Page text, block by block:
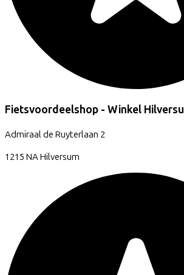
Fietsvoordeelshop - Winkel
Admiraal de Ruyterlaan 2
1215 NA Hilversum